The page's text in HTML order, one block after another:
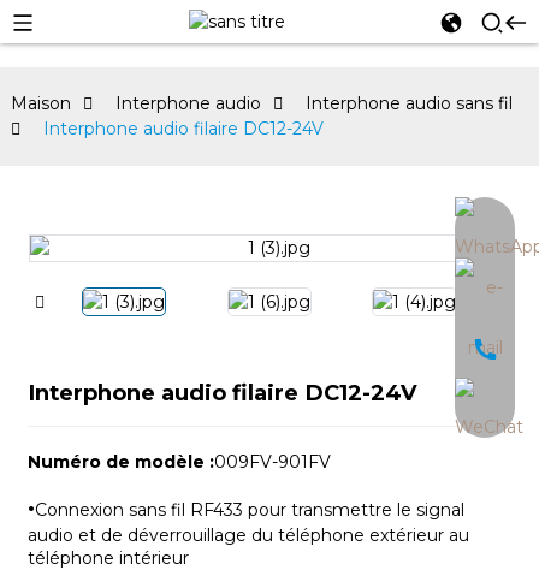
Maison Interphone audio
Interphone audio sans fil
Interphone audio filaire DC12-24V
Interphone audio filaire DC12-24V
Numéro de modèle :009FV-901FV
·Connexion sans fil RF433 pour transmettre le signal
audio et de déverrouillage du téléphone extérieur au
téléphone intérieur